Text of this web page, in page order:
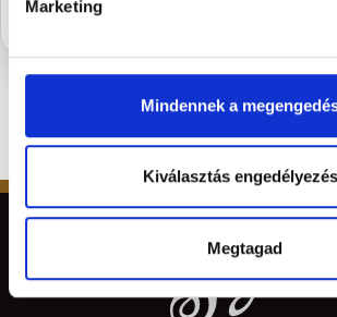
Marketing
Mindennek a
Kiválasztás
Megtagad